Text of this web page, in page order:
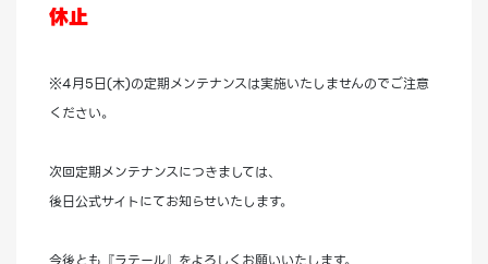
休止
※4月5日(木)の定期メンテナンスは実施いたしませんのでご注意
ください。
次回定期メンテナンスにつきましては、
後日公式サイトにてお知らせいたします。